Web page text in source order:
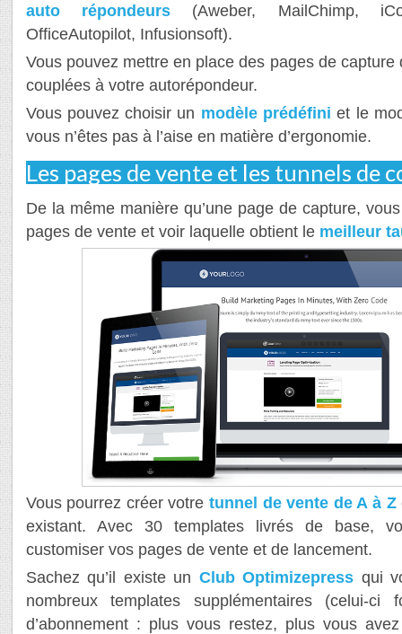
auto répondeurs(Aweber, MailChimp,
OfficeAutopilot, Infusionsoft).
Vous pouvez mettre en place des pages de capture
couplées à votre autorépondeur.
Vous pouvez choisir un modèle prédéfini et le
vous n’êtes pas à l’aise en matière d’ergonomie.
Les pages de vente et les tunnels de
De la même manière qu’une page de capture,
pages de vente et voir laquelle obtient le meilleur
Vous pourrez créer votre tunnel de vente de A à Z
existant. Avec 30 templates livrés de base,
customiser vos pages de vente et de lancement.
Sachez qu’il existe un Club Optimizepress qui
nombreux templates supplémentaires (celui-ci
d’abonnement : plus vous restez, plus vous